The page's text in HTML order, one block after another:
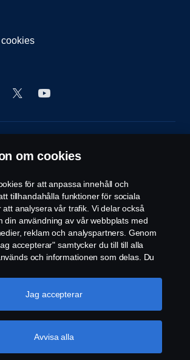
cookies
SE-151 87 Södertälje,
AB SE-971 25 Luleå,
920 76 600
om cookies
för att anpassa innehåll och
tillhandahålla funktioner för sociala
att analysera vår trafik. Vi delar också
din användning av vår webbplats med
reklam och analyspartners. Genom
accepterar" samtycker du till till alla
och informationen som delas. Du
och välja de kategorier du vill
en mer detaljerad förklaring av hur vi
Avvisa alla
Jag accepterar